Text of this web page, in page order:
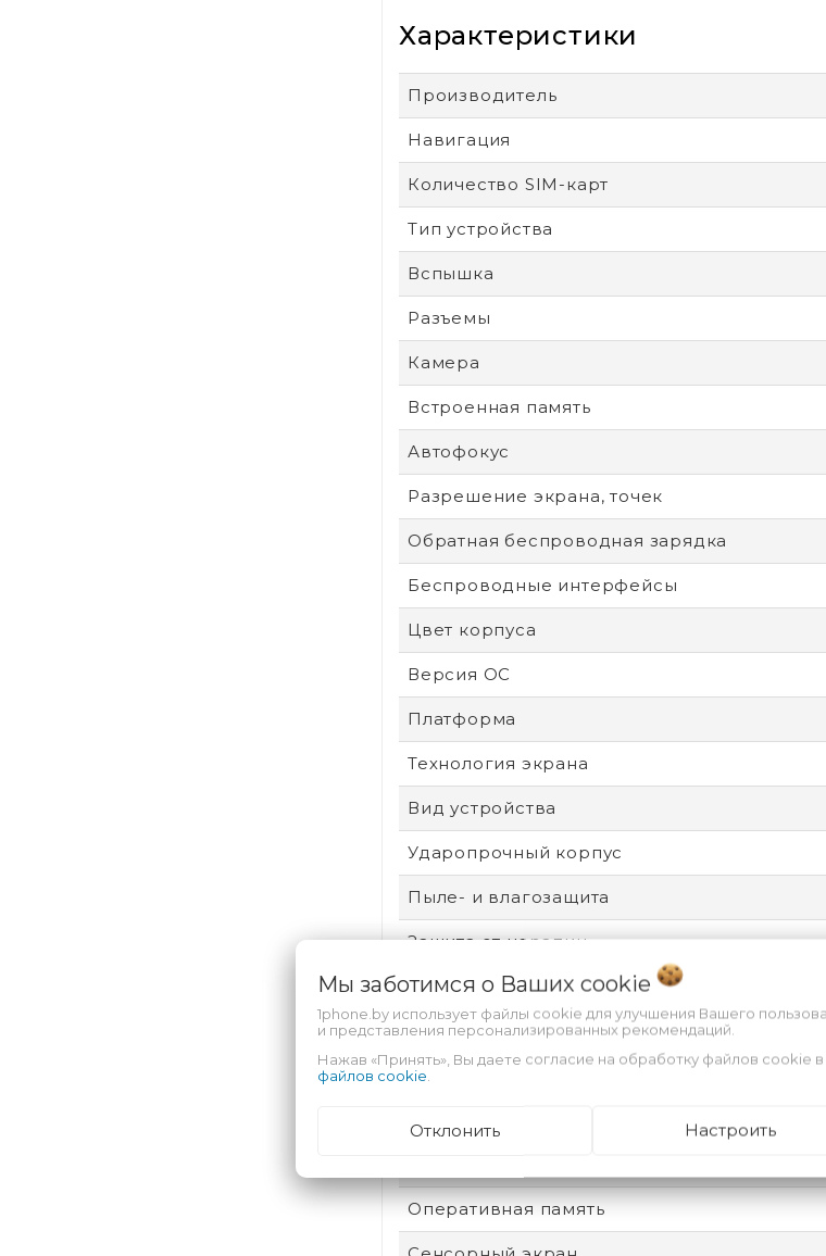
Характеристики
Производитель
Навигация
Количество SIM-карт
Тип устройства
Вспышка
Разъемы
Камера
Встроенная память
Автофокус
Разрешение экрана, точек
Обратная беспроводная зарядка
Беспроводные интерфейсы
Цвет корпуса
Версия ОС
Платформа
Технология экрана
Вид устройства
Ударопрочный корпус
Пыле- и влагозащита
Защита от царапин
Производитель процессора
Аккумулятор
Безопасность
Оперативная память
Мы заботимся о Ваших cookie
1phone.by использует файлы cookie для улучшения Вашего
и представления персонализированных рекомендаций.
Нажав «Принять», Вы даете согласие на обработку файлов cookie в
файлов cookie
Отклонить Настроить